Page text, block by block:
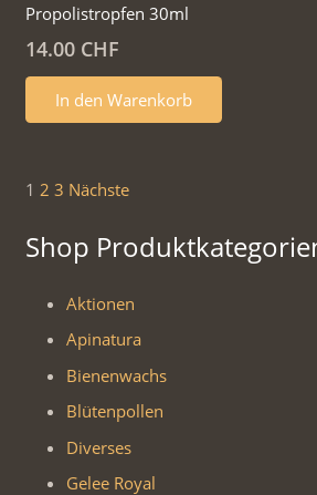
Propolistropfen 30ml
14.00 CHF
In den Warenkorb
Seitennummerierung
der
Beiträge
1 2 3 Nächste
Shop
Aktionen
Apinatura
Bienenwachs
Blütenpollen
Diverses
Gelee Royal